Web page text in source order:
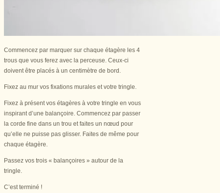
Commencez par marquer sur chaque étagère les 4
trous que vous ferez avec la perceuse. Ceux-ci
doivent être placés à un centimètre de bord.
Fixez au mur vos fixations murales et votre tringle.
Fixez à présent vos étagères à votre tringle en vous
inspirant d’une balançoire. Commencez par passer
la corde fine dans un trou et faites un nœud pour
qu’elle ne puisse pas glisser. Faites de même pour
chaque étagère.
Passez vos trois « balançoires » autour de la
tringle.
C’est terminé !